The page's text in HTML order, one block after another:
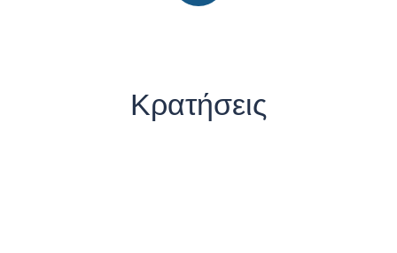
Κρατήσεις